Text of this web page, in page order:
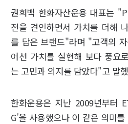
권희백 한화자산운용 대표는
전을 견인하면서 가치를 더해
를 담은 브랜드"라며 "고객의
어선 가치를 실현해 보다 풍요
는 고민과 의지를 담았다"고 말
한화운용은 지난 2009년부터
G'을 사용했으나 이 같은 의미